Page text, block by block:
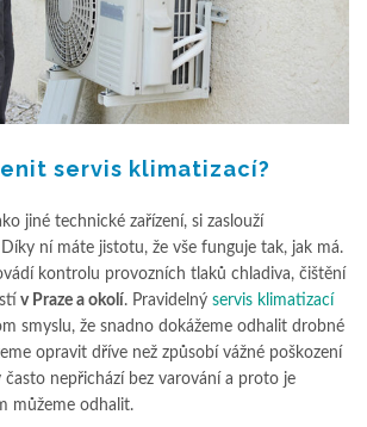
servis klimatizací?
jiné technické zařízení, si zaslouží
Díky ní máte jistotu, že vše funguje tak, jak má.
kontrolu provozních tlaků chladiva, čištění
v Praze a okolí. Pravidelný servis klimatizací
smyslu, že snadno dokážeme odhalit drobné
opravit dříve než způsobí vážné poškození
často nepřichází bez varování a proto je
můžeme odhalit.